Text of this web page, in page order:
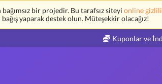
bir projedir. Bu tarafsız siteyi online
yaparak destek olun. Müteşekkir olacağız!
Kuponlar ve